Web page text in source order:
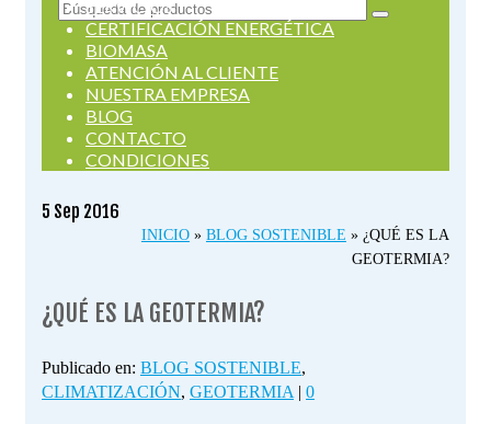
Buscar
por:
SERVICIOS
CERTIFICACIÓN ENERGÉTICA
BIOMASA
ATENCIÓN AL CLIENTE
NUESTRA EMPRESA
BLOG
CONTACTO
CONDICIONES
5 Sep 2016
INICIO » BLOG SOSTENIBLE » ¿QUÉ ES LA
GEOTERMIA?
¿QUÉ ES LA GEOTERMIA?
Publicado en: BLOG SOSTENIBLE,
CLIMATIZACIÓN, GEOTERMIA | 0